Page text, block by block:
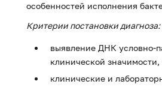
особенностей исполнения
Критерии постановки диагноза:
выявление ДНК условно-
клинической значимости,
клинические и